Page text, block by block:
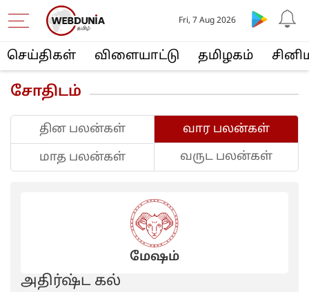
செய்திகள் விளையா‌ட்டு த‌மிழக‌ம்
Fri, 7 Aug 2026
சோதிடம்
தின பலன்கள்
வார பலன்கள்
மாத பலன்கள்
வருட பலன்கள்
மேஷம்
அதிர்ஷ்ட கல்